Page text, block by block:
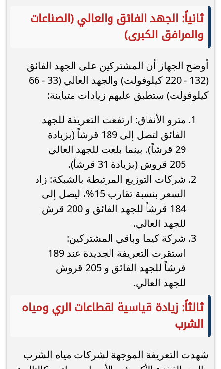
ثانياً: الجهد الفائق والعالي (الصناعات
والمرافق الكبرى)
أوضح الجهاز أن المشتركين على الجهد الفائق
(132 - 220 كيلوفولت) والجهد العالي (33 - 66
كيلوفولت) ستطبق عليهم زيادات متباينة:
مترو الأنفاق: ارتفعت التعريفة للجهد
الفائق لتصل إلى 189 قرشاً (بزيادة
29 قرشاً)، بينما بلغت للجهد العالي
205 قروش (بزيادة 31 قرشاً).
شركات التوزيع المرتبطة بالشبكة: زاد
السعر بنسبة تقارب 15%، ليصل إلى
184 قرشاً للجهد الفائق و 200 قرش
للجهد العالي.
شركة كيما وباقي المشتركين:
استقرت التعريفة الجديدة عند 189
قرشاً للجهد الفائق و 205 قروش
للجهد العالي.
ثالثاً: زيادة قياسية لقطاعات الري ومياه
الشرب
شهدت التعريفة الموجهة لشركات مياه الشرب